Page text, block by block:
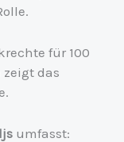
für 100
das
umfasst: